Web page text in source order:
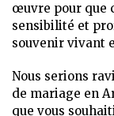
œuvre pour que
sensibilité et
souvenir vivant
Nous serions
de mariage en
que vous